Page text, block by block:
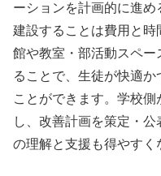
ーションを計画的に進
建設することは費用と
館や教室・部活動スペ
ることで、生徒が快適
ことができます。学校
し、改善計画を策定・
の理解と支援も得やすく